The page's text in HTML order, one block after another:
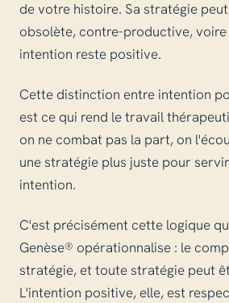
de votre histoire. Sa stratégie
obsolète, contre-productive, voire
intention reste positive.
Cette distinction entre intention
est ce qui rend le travail
on ne combat pas la part, on
une stratégie plus juste pour
intention.
C'est précisément cette logique
Genèse® opérationnalise : le
stratégie, et toute stratégie peut
L'intention positive, elle, est